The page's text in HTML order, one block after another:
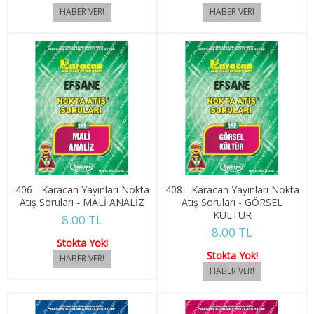
1. SINIF 2. YARIYIL EMLAK VE EML.
2. SINIF 4. YARIYIL EMLAK VE EML.
EV İDARESİ
1. SINIF 1. YARIYIL EV İDARESİ
1. SINIF 2. YARIYIL EV İDARESİ
2. SINIF 3. YARIYIL EV İDARESİ
2. SINIF 4. YARIYIL EV İDARESİ
FOTOĞRAF VE KAMERAMAN.
406 - Karacan Yayınları Nokta
Atış Soruları - MALİ ANALİZ
8.00 TL
Stokta Yok!
408 - Karacan Yayınları Nokta
Atış Soruları - GÖRSEL
KÜLTÜR
8.00 TL
Stokta Yok!